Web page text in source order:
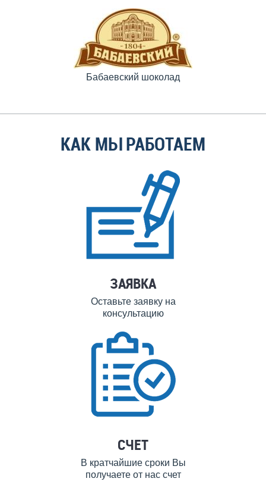
Бабаевский шоколад
КАК МЫ РАБОТАЕМ
ЗАЯВКА
Оставьте заявку на
консультацию
СЧЕТ
В кратчайшие сроки Вы
получаете от нас счет